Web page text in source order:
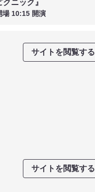
ニック』
場 10:15 開演
サイトを閲覧する
サイトを閲覧する